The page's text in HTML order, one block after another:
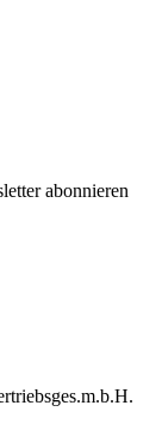
abonnieren